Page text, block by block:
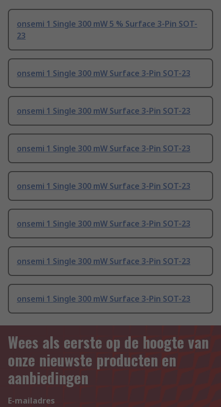
onsemi 1 Single 300 mW 5 % Surface 3-Pin SOT-
23
onsemi 1 Single 300 mW Surface 3-Pin SOT-23
onsemi 1 Single 300 mW Surface 3-Pin SOT-23
onsemi 1 Single 300 mW Surface 3-Pin SOT-23
onsemi 1 Single 300 mW Surface 3-Pin SOT-23
onsemi 1 Single 300 mW Surface 3-Pin SOT-23
onsemi 1 Single 300 mW Surface 3-Pin SOT-23
onsemi 1 Single 300 mW Surface 3-Pin SOT-23
Wees als eerste op de hoogte van
onze nieuwste producten en
aanbiedingen
E-mailadres